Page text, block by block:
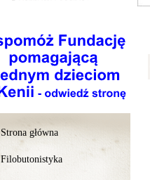
Strona główna
Filobutonistyka